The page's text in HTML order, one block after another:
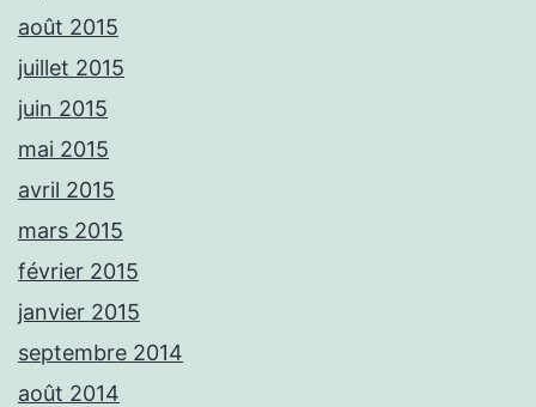
août 2015
juillet 2015
juin 2015
mai 2015
avril 2015
mars 2015
février 2015
janvier 2015
septembre 2014
août 2014